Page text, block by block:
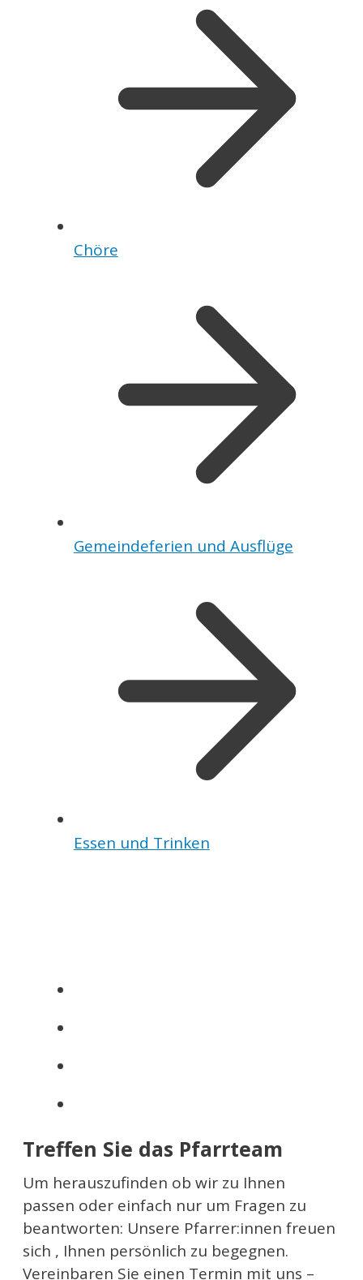
Chöre
Gemeindeferien und Ausflüge
Essen und Trinken
Treffen Sie das Pfarrteam
Um herauszufinden ob wir zu Ihnen
passen oder einfach nur um Fragen zu
beantworten: Unsere Pfarrer:innen freuen
sich , Ihnen persönlich zu begegnen.
Vereinbaren Sie einen Termin mit uns –